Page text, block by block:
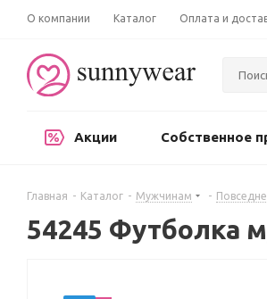
О компании Каталог Оплата и
Акции Собственное
Главная - Каталог - Мужчинам -
54245 Футболка